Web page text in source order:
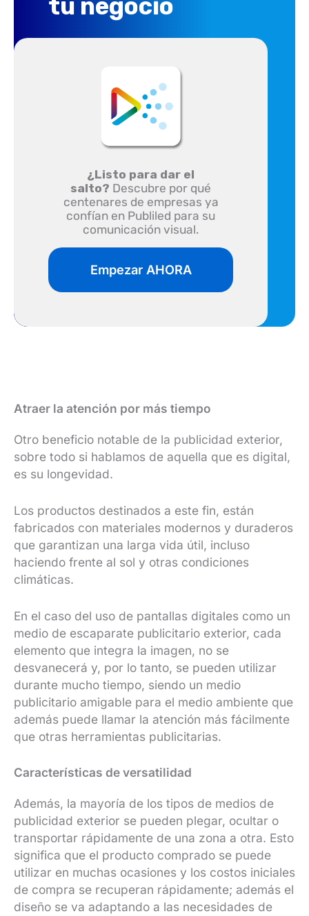
tu negocio
¿Listo para dar el
salto? Descubre por qué
centenares de empresas ya
confían en Publiled para su
comunicación visual.
Empezar AHORA
Atraer la atención por más tiempo
Otro beneficio notable de la publicidad exterior,
sobre todo si hablamos de aquella que es digital,
es su longevidad.
Los productos destinados a este fin, están
fabricados con materiales modernos y duraderos
que garantizan una larga vida útil, incluso
haciendo frente al sol y otras condiciones
climáticas.
En el caso del uso de pantallas digitales como un
medio de escaparate publicitario exterior, cada
elemento que integra la imagen, no se
desvanecerá y, por lo tanto, se pueden utilizar
durante mucho tiempo, siendo un medio
publicitario amigable para el medio ambiente que
además puede llamar la atención más fácilmente
que otras herramientas publicitarias.
Características de versatilidad
Además, la mayoría de los tipos de medios de
publicidad exterior se pueden plegar, ocultar o
transportar rápidamente de una zona a otra. Esto
significa que el producto comprado se puede
utilizar en muchas ocasiones y los costos iniciales
de compra se recuperan rápidamente; además el
diseño se va adaptando a las necesidades de